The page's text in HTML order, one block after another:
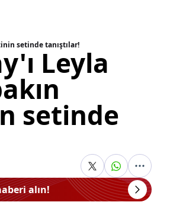
setinde tanıştılar!
Leyla
setinde
alın!